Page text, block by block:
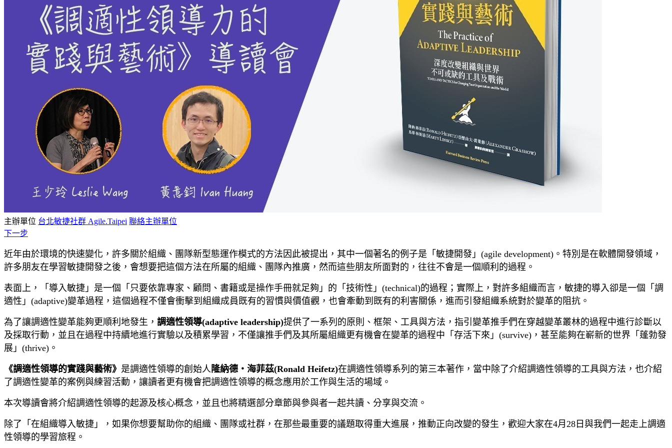
主辦單位 台北敏捷社群 Agile.Taipei 聯絡主辦單位
下一步
近年由於環境的快速變化，許多關於組織、團隊新型態運作模式的方法因此被提出，其中一個著名的例子是「敏捷開發」(agile development)。特別是在軟體開發領域，
許多朋友在學習敏捷開發之後，會想要把這個方法在所屬的組織、團隊內推廣，然而這些朋友所面對的，往往不會是一個順利的過程。
表面上，「導入敏捷」是一個「只要依靠專家、顧問、書籍或是操作手冊就足夠」的「技術性」(technical)的過程；實際上，對許多組織而言，敏捷的導入卻是一個「調
適性」(adaptive)變革過程，這個過程不僅會衝擊到組織成員既有的習慣與價值觀，也會牽動到既有的利害關係，進而引發組織系統對於變革的阻抗。
為了讓調適性變革能夠更順利地發生， 調適性領導(adaptive leadership)提供了一系列的原則、框架、工具與方法，指引變革推手們在穿越變革叢林的過程中進行診斷以
及採取行動，並且在過程中持續地進行實驗以及積累學習，不僅讓推手們及其所屬組織更有機會在變革的過程中「存活下來」(survive)，甚至能夠在嶄新的世界「蓬勃發
展」(thrive)。
《調適性領導的實踐與藝術》 是調適性領導的創始人 隆納德・海菲茲(Ronald Heifetz)在調適性領導系列的第三本著作，當中除了介紹調適性領導的工具與方法，也介紹
了調適性變革的案例與練習活動，讓讀者更有機會把調適性領導的概念應用於工作與生活的場域。
本次導讀會將介紹調適性領導的起源及核心概念，並且也將精選部分章節與參與者一起共讀、分享與交流。
除了「在組織導入敏捷」，如果你想要幫助你的組織、團隊或社群，在那些最重要的議題取得重大進展，推動正向改變的發生，歡迎大家在4月28日與我們一起走上調適
性領導的學習旅程。